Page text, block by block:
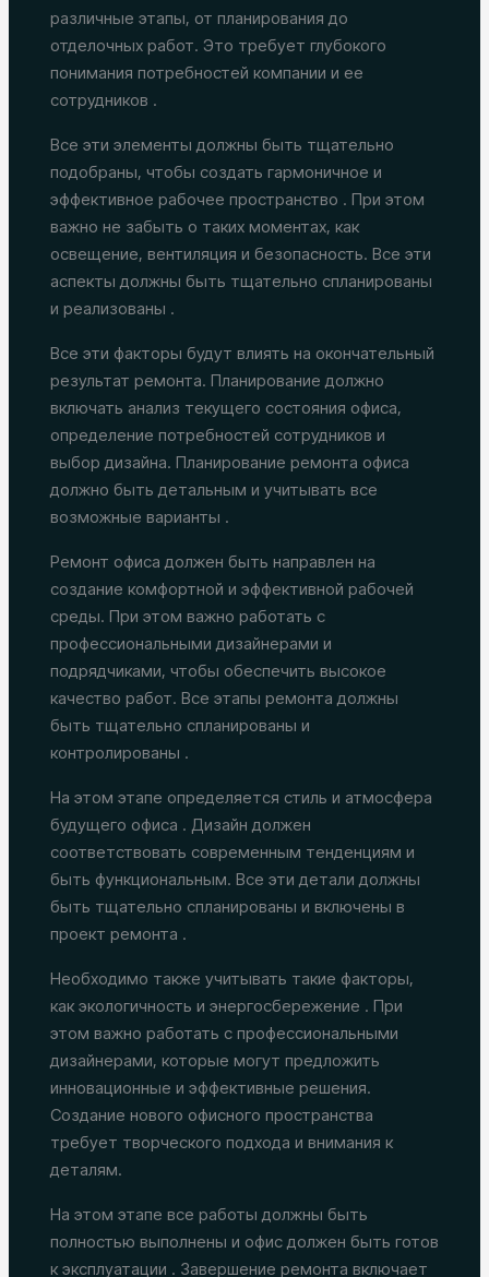
различные этапы, от планирования до
отделочных работ. Это требует глубокого
понимания потребностей компании и ее
сотрудников .
Все эти элементы должны быть тщательно
подобраны, чтобы создать гармоничное и
эффективное рабочее пространство . При этом
важно не забыть о таких моментах, как
освещение, вентиляция и безопасность. Все эти
аспекты должны быть тщательно спланированы
и реализованы .
Все эти факторы будут влиять на окончательный
результат ремонта. Планирование должно
включать анализ текущего состояния офиса,
определение потребностей сотрудников и
выбор дизайна. Планирование ремонта офиса
должно быть детальным и учитывать все
возможные варианты .
Ремонт офиса должен быть направлен на
создание комфортной и эффективной рабочей
среды. При этом важно работать с
профессиональными дизайнерами и
подрядчиками, чтобы обеспечить высокое
качество работ. Все этапы ремонта должны
быть тщательно спланированы и
контролированы .
На этом этапе определяется стиль и атмосфера
будущего офиса . Дизайн должен
соответствовать современным тенденциям и
быть функциональным. Все эти детали должны
быть тщательно спланированы и включены в
проект ремонта .
Необходимо также учитывать такие факторы,
как экологичность и энергосбережение . При
этом важно работать с профессиональными
дизайнерами, которые могут предложить
инновационные и эффективные решения.
Создание нового офисного пространства
требует творческого подхода и внимания к
деталям.
На этом этапе все работы должны быть
полностью выполнены и офис должен быть готов
к эксплуатации . Завершение ремонта включает